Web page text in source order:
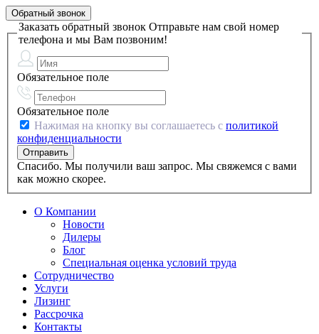
Обратный звонок
Заказать обратный звонок Отправьте нам свой номер
телефона и мы Вам позвоним!
Обязательное поле
Обязательное поле
Нажимая на кнопку вы соглашаетесь с политикой
конфиденциальности
Спасибо. Мы получили ваш запрос. Мы свяжемся с вами
как можно скорее.
О Компании
Новости
Дилеры
Блог
Специальная оценка условий труда
Сотрудничество
Услуги
Лизинг
Рассрочка
Контакты